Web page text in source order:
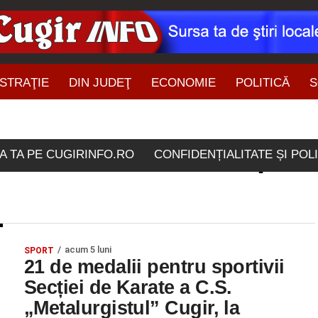
DIN JUDEŢ ECONOMIE POLITICĂ
TA PE CUGIRINFO.RO CONFIDENȚIALITATE ȘI
etichetate
SPORT acum 5 luni
21 de medalii pentru sportivii
Secției de Karate a C.S.
„Metalurgistul” Cugir, la